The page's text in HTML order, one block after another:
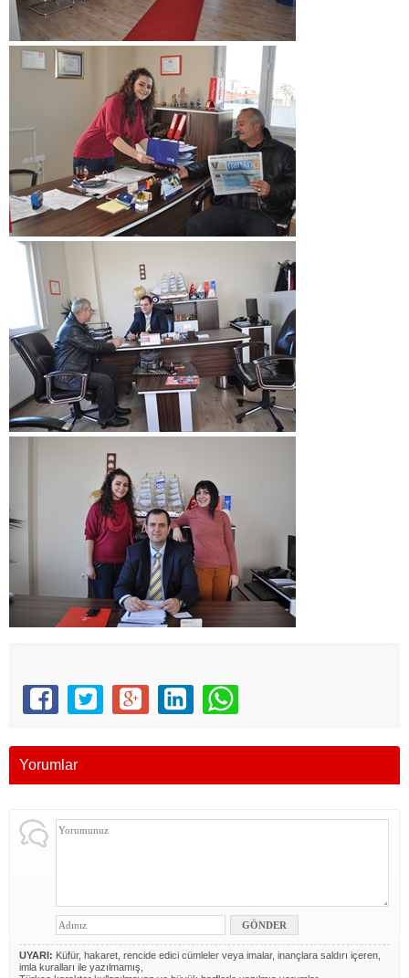
Yorumlar
UYARI: Küfür, hakaret, rencide edici cümleler veya imalar, inançlara saldırı içeren,
imla kuralları ile yazılmamış,